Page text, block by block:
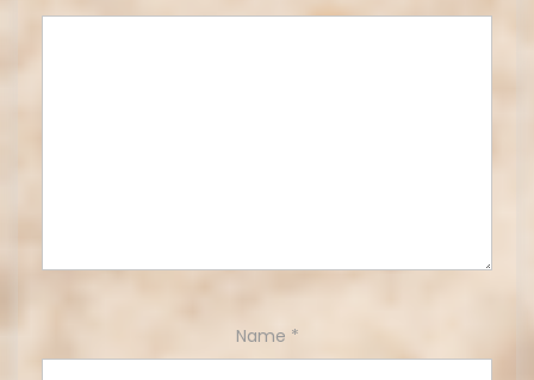
Name *